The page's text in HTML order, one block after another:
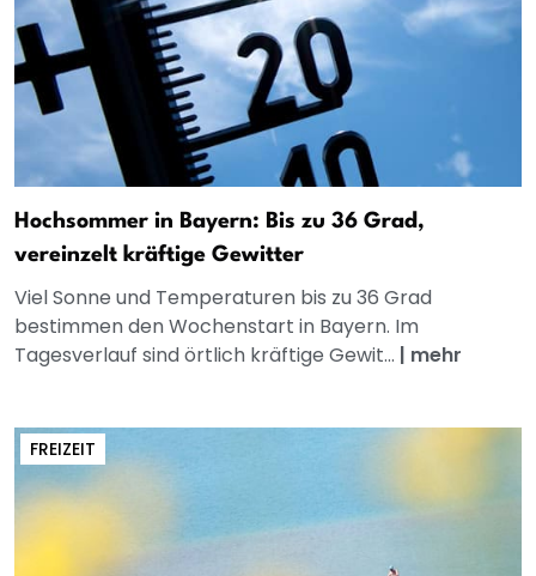
Hochsommer in Bayern: Bis zu 36 Grad,
vereinzelt kräftige Gewitter
Viel Sonne und Temperaturen bis zu 36 Grad
bestimmen den Wochenstart in Bayern. Im
Tagesverlauf sind örtlich kräftige Gewit... | mehr
FREIZEIT